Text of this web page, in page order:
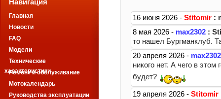
Навигация
Главная
Новости
FAQ
Модели
Технические
характеристики
Ремонт и обслуживание
Мотокалендарь
Руководства эксплуатации